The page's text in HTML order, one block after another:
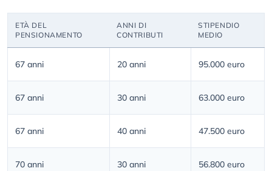
ETÀ DEL
PENSIONAMENTO
ANNI DI
CONTRIBUTI
STIPENDIO
MEDIO
67 anni 20 anni 95.000 euro
67 anni 30 anni 63.000 euro
67 anni 40 anni 47.500 euro
70 anni 30 anni 56.800 euro